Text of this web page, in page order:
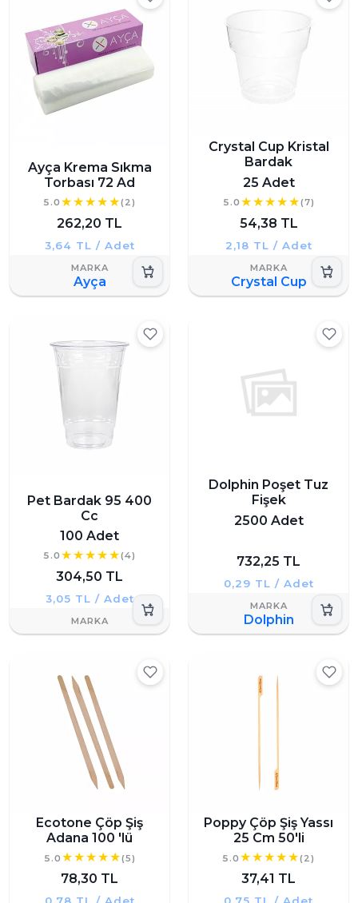
Ayça Krema Sıkma
Torbası 72 Ad
5.0 (2)
262,20 TL
3,64 TL / Adet
Ayça
Crystal Cup Kristal
Bardak
25 Adet
5.0 (7)
54,38 TL
2,18 TL / Adet
Crystal Cup
Pet Bardak 95 400
Cc
100 Adet
5.0 (4)
304,50 TL
3,05 TL / Adet
Dolphin Poşet Tuz
Fişek
2500 Adet
732,25 TL
0,29 TL / Adet
Dolphin
Ecotone Çöp Şiş
Adana 100 'lü
5.0 (5)
78,30 TL
Poppy Çöp Şiş Yassı
25 Cm 50'li
5.0 (2)
37,41 TL